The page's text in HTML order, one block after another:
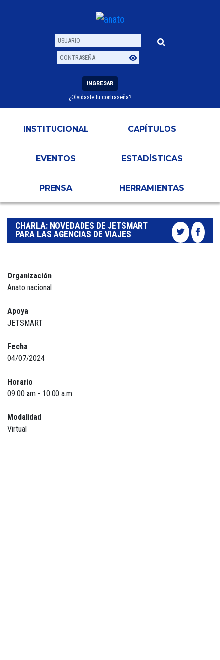
Usuario
Contraseña
INGRESAR
¿Olvidaste tu contraseña?
INSTITUCIONAL CAPÍTULOS
EVENTOS ESTADÍSTICAS
PRENSA HERRAMIENTAS
CHARLA: NOVEDADES DE JETSMART
PARA LAS AGENCIAS DE VIAJES
Organización
Anato nacional
Apoya
JETSMART
Fecha
04/07/2024
Horario
09:00 am - 10:00 a.m
Modalidad
Virtual